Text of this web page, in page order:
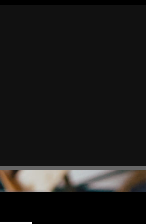
het Dagelijks